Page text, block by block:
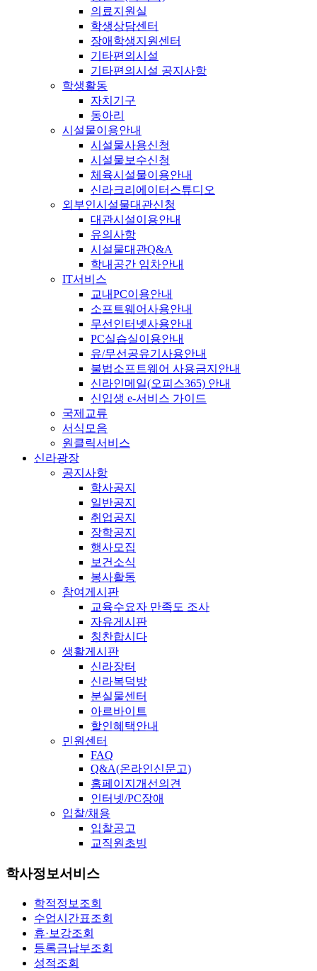
의료지원실
학생상담센터
장애학생지원센터
기타편의시설
기타편의시설 공지사항
학생활동
자치기구
동아리
시설물이용안내
시설물사용신청
시설물보수신청
체육시설물이용안내
신라크리에이터스튜디오
외부인시설물대관신청
대관시설이용안내
유의사항
시설물대관Q&A
학내공간 임차안내
IT서비스
교내PC이용안내
소프트웨어사용안내
무선인터넷사용안내
PC실습실이용안내
유/무선공유기사용안내
불법소프트웨어 사용금지안내
신라인메일(오피스365) 안내
신입생 e-서비스 가이드
국제교류
서식모음
원클릭서비스
신라광장
공지사항
학사공지
일반공지
취업공지
장학공지
행사모집
보건소식
봉사활동
참여게시판
교육수요자 만족도 조사
자유게시판
칭찬합시다
생활게시판
신라장터
신라복덕방
분실물센터
아르바이트
할인혜택안내
민원센터
FAQ
Q&A(온라인신문고)
홈페이지개선의견
인터넷/PC장애
입찰/채용
입찰공고
교직원초빙
학사정보서비스
학적정보조회
수업시간표조회
휴·보강조회
등록금납부조회
성적조회